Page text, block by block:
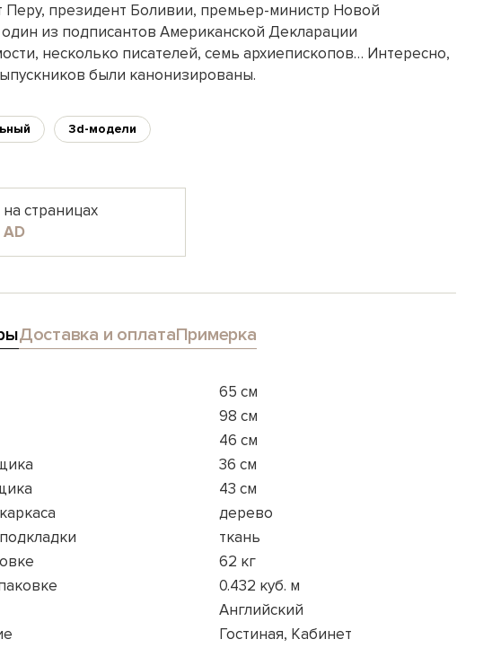
Перу, президент Боливии, премьер-министр Новой
из подписантов Американской Декларации
несколько писателей, семь архиепископов… Интересно,
были канонизированы.
3d-модели
на страницах
AD
Доставка и оплатаПримерка
65 см
98 см
46 см
36 см
43 см
дерево
ткань
62 кг
0.432 куб. м
Английский
Гостиная, Кабинет